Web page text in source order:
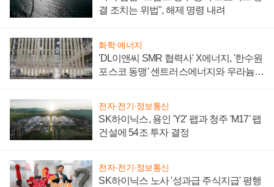
결 조치는 위법", 해제 명령 내려
화학·에너지
'DL이앤씨 SMR 협력사' X에너지, '한수원
포스코 동맹' 센트러스에너지와 우라늄
전자·전기·정보통신
SK하이닉스, 용인 'Y2' 팹과 청주 'M17' 팹
건설에 54조 투자 결정
전자·전기·정보통신
SK하이닉스 노사 '성과급 주식지급' 평행